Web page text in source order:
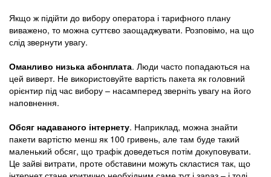
Якщо ж підійти до вибору оператора і тарифного плану
виважено, то можна суттєво заощаджувати. Розповімо, на що
слід звернути увагу.
Оманливо низька абонплата. Люди часто попадаються на
цей виверт. Не використовуйте вартість пакета як головний
орієнтир під час вибору – насамперед зверніть увагу на його
наповнення.
Обсяг надаваного інтернету. Наприклад, можна знайти
пакети вартістю менш як 100 гривень, але там буде такий
маленький обсяг, що трафік доведеться потім докуповувати.
Це зайві витрати, проте обставини можуть скластися так, що